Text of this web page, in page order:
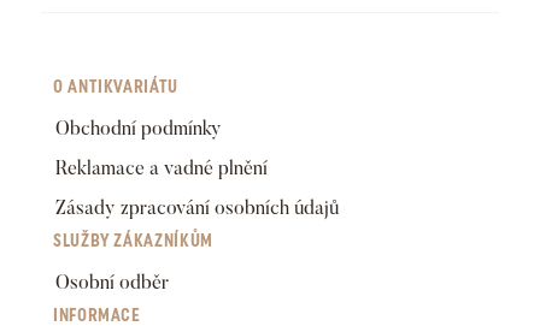
O ANTIKVARIÁTU
Obchodní podmínky
Reklamace a vadné plnění
Zásady zpracování osobních údajů
SLUŽBY ZÁKAZNÍKŮM
Osobní odběr
INFORMACE